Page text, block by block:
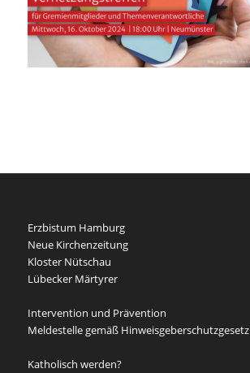
Erzbistum Hamburg
Neue Kirchenzeitung
Kloster Nütschau
Lübecker Märtyrer
Intervention und Prävention
Meldestelle gemäß Hinweisgeberschutzgesetz
Katholisch werden?